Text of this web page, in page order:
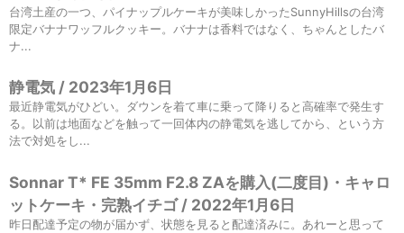
台湾土産の一つ、パイナップルケーキが美味しかったSunnyHillsの台湾
限定バナナワッフルクッキー。バナナは香料ではなく、ちゃんとしたバ
ナ...
静電気 / 2023年1月6日
最近静電気がひどい。ダウンを着て車に乗って降りると高確率で発生す
る。以前は地面などを触って一回体内の静電気を逃してから、という方
法で対処をし...
Sonnar T* FE 35mm F2.8 ZAを購入(二度目)・キャロ
ットケーキ・完熟イチゴ / 2022年1月6日
昨日配達予定の物が届かず、状態を見ると配達済みに。あれーと思って